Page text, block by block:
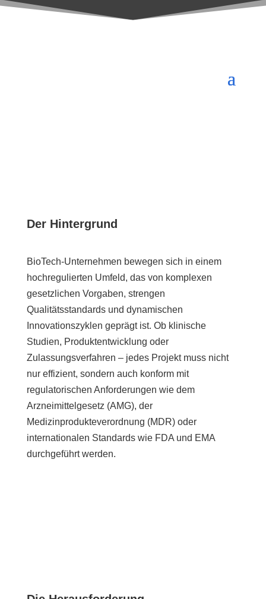
Der Hintergrund
BioTech-Unternehmen bewegen sich in einem
hochregulierten Umfeld, das von komplexen
gesetzlichen Vorgaben, strengen
Qualitätsstandards und dynamischen
Innovationszyklen geprägt ist. Ob klinische
Studien, Produktentwicklung oder
Zulassungsverfahren – jedes Projekt muss nicht
nur effizient, sondern auch konform mit
regulatorischen Anforderungen wie dem
Arzneimittelgesetz (AMG), der
Medizinprodukteverordnung (MDR) oder
internationalen Standards wie FDA und EMA
durchgeführt werden.